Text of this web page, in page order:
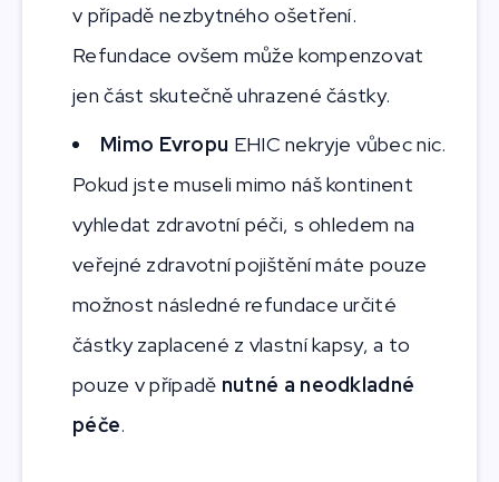
v případě nezbytného ošetření.
Refundace ovšem může kompenzovat
jen část skutečně uhrazené částky.
Mimo Evropu EHIC nekryje vůbec nic.
Pokud jste museli mimo náš kontinent
vyhledat zdravotní péči, s ohledem na
veřejné zdravotní pojištění máte pouze
možnost následné refundace určité
částky zaplacené z vlastní kapsy, a to
pouze v případě nutné a neodkladné
péče.